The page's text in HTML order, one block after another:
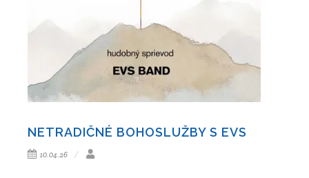
NETRADIČNÉ BOHOSLUŽBY S EVS
10.04.26